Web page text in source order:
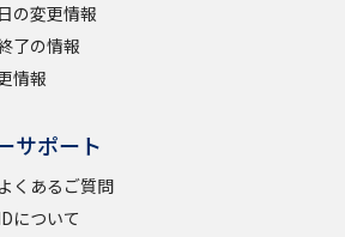
の変更情報
了の情報
情報
サポート
くあるご質問
について